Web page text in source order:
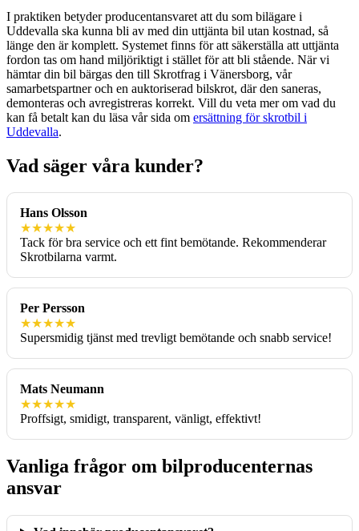
I praktiken betyder producentansvaret att du som bilägare i
Uddevalla ska kunna bli av med din uttjänta bil utan kostnad, så
länge den är komplett. Systemet finns för att säkerställa att uttjänta
fordon tas om hand miljöriktigt i stället för att bli stående. När vi
hämtar din bil bärgas den till Skrotfrag i Vänersborg, vår
samarbetspartner och en auktoriserad bilskrot, där den saneras,
demonteras och avregistreras korrekt. Vill du veta mer om vad du
kan få betalt kan du läsa vår sida om ersättning för skrotbil i
Uddevalla.
Vad säger våra kunder?
Hans Olsson
★★★★★
Tack för bra service och ett fint bemötande. Rekommenderar
Skrotbilarna varmt.
Per Persson
★★★★★
Supersmidig tjänst med trevligt bemötande och snabb service!
Mats Neumann
★★★★★
Proffsigt, smidigt, transparent, vänligt, effektivt!
Vanliga frågor om bilproducenternas
ansvar